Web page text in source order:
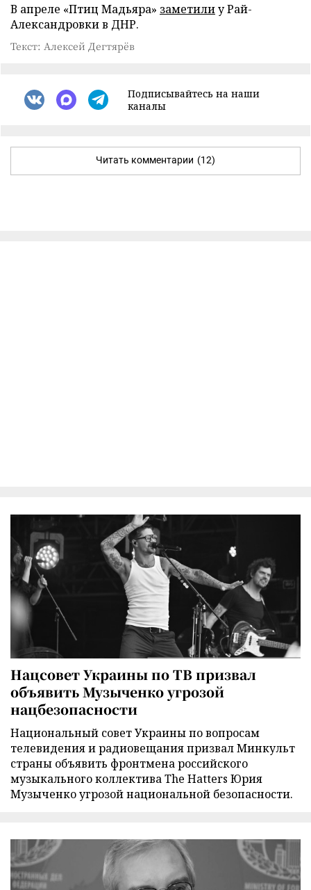
В апреле «Птиц Мадьяра» заметилиу Рай-
Александровки в ДНР.
Текст: Алексей Дегтярёв
Подписывайтесь на наши
каналы
Читать комментарии (12)
Нацсовет Украины по ТВ призвал
объявить Музыченко угрозой
нацбезопасности
Национальный совет Украины по вопросам
телевидения и радиовещания призвал Минкульт
страны объявить фронтмена российского
музыкального коллектива The Hatters Юрия
Музыченко угрозой национальной безопасности.